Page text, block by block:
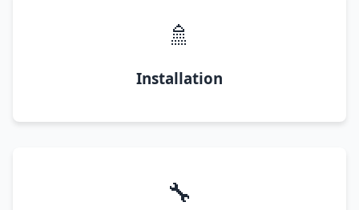
🚿
Installation
🔧